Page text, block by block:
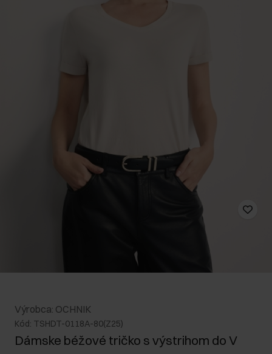
Výrobca: OCHNIK
Kód: TSHDT-0118A-80(Z25)
Dámske béžové tričko s výstrihom do V